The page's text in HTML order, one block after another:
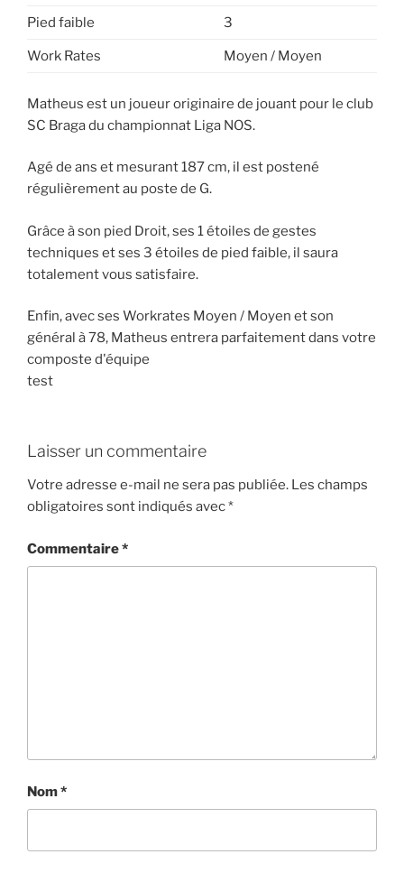
Pied faible 3
Work Rates Moyen / Moyen
Matheus est un joueur originaire de jouant pour le club
SC Braga du championnat Liga NOS.
Agé de ans et mesurant 187 cm, il est postené
régulièrement au poste de G.
Grâce à son pied Droit, ses 1 étoiles de gestes
techniques et ses 3 étoiles de pied faible, il saura
totalement vous satisfaire.
Enfin, avec ses Workrates Moyen / Moyen et son
général à 78, Matheus entrera parfaitement dans votre
composte d'équipe
test
Laisser un commentaire
Votre adresse e-mail ne sera pas publiée. Les champs
obligatoires sont indiqués avec*
Commentaire*
Nom*